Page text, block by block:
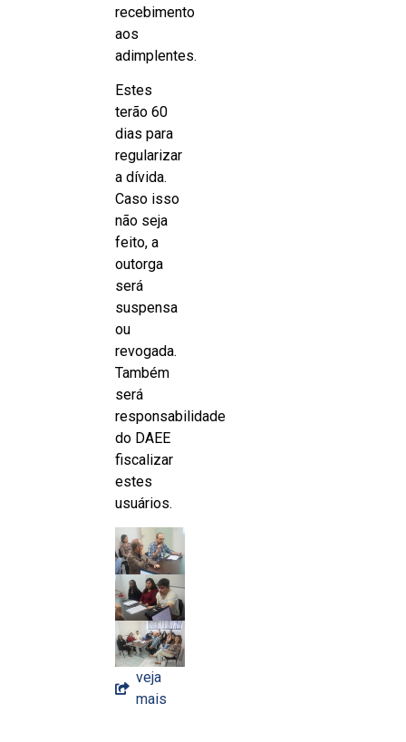
recebimento
aos
adimplentes.
Estes
terão 60
dias para
regularizar
a dívida.
Caso isso
não seja
feito, a
outorga
será
suspensa
ou
revogada.
Também
será
responsabilidade
do DAEE
fiscalizar
estes
usuários.
veja
mais